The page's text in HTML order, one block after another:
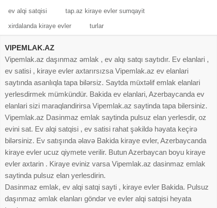
ev alqi satqisi tap.az kiraye evler sumqayit
xirdalanda kiraye evler turlar
VIPEMLAK.AZ
Vipemlak.az daşınmaz əmlak , ev alqı satqı saytıdır. Ev elanlari ,
ev satisi , kiraye evler axtarırsızsa Vipemlak.az ev elanlari
saytında asanlıqla tapa bilərsiz. Saytda müxtəlif emlak elanlari
yerlesdirmek mümkündür. Bakida ev elanlari, Azerbaycanda ev
elanlari sizi maraqlandirirsa Vipemlak.az saytinda tapa bilersiniz.
Vipemlak.az Dasinmaz emlak saytinda pulsuz elan yerlesdir, oz
evini sat. Ev alqi satqisi , ev satisi rahat şəkildə həyata keçirə
bilərsiniz. Ev satışında əlavə Bakida kiraye evler, Azerbaycanda
kiraye evler ucuz qiymete verilir. Butun Azerbaycan boyu kiraye
evler axtarin . Kiraye eviniz varsa Vipemlak.az dasinmaz emlak
saytinda pulsuz elan yerlesdirin.
Dasinmaz emlak, ev alqi satqi sayti , kiraye evler Bakida. Pulsuz
daşınmaz əmlak elanları göndər ve evler alqi satqisi heyata